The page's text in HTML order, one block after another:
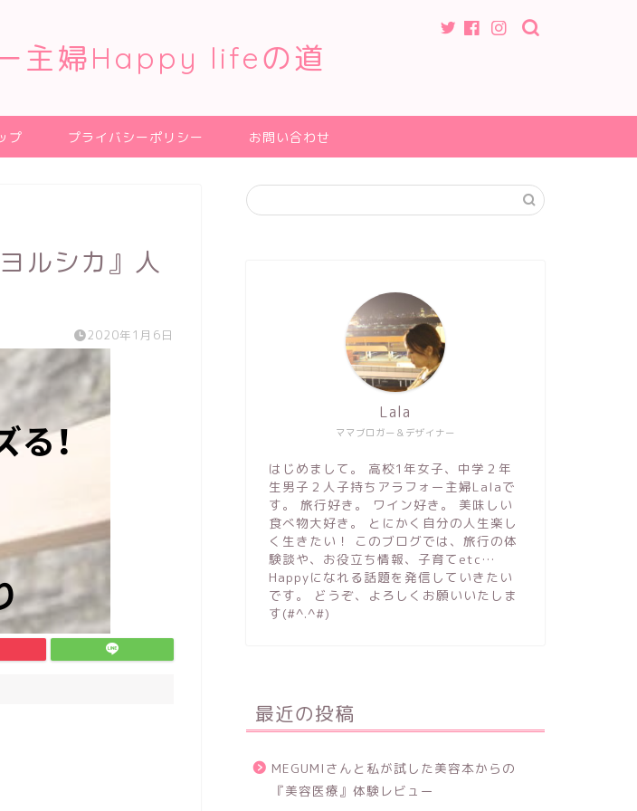
主婦Happy lifeの道
プ プライバシーポリシー お問い合わせ
ルシカ』人
2020年1月6日
ママブロガー＆デザイナー
Lala
はじめまして。 高校1年女子、中学２年
生男子２人子持ちアラフォー主婦Lalaで
す。 旅行好き。 ワイン好き。 美味しい
食べ物大好き。 とにかく自分の人生楽し
く生きたい！ このブログでは、旅行の体
験談や、お役立ち情報、子育てetc…
Happyになれる話題を発信していきたい
です。 どうぞ、よろしくお願いいたしま
す(#^.^#)
最近の投稿
MEGUMIさんと私が試した美容本からの
『美容医療』体験レビュー